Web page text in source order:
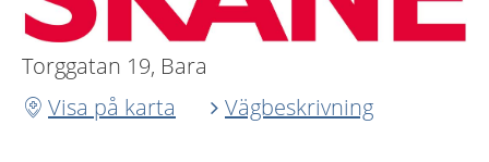
Torggatan 19, Bara
Visa på karta
Vägbeskrivning